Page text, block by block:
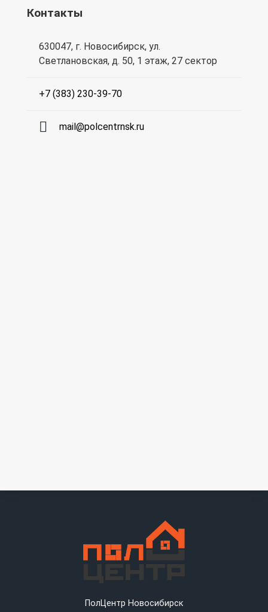
Контакты
630047, г. Новосибирск, ул.
Светлановская, д. 50, 1 этаж, 27 сектор
+7 (383) 230-39-70
mail@polcentrnsk.ru
ПолЦентр Новосибирск